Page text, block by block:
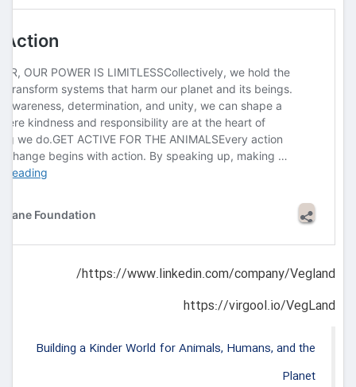
https://www.linkedin.com/company/Vegland/
https://virgool.io/VegLand
Building a Kinder World for Animals, Humans, and the
Planet